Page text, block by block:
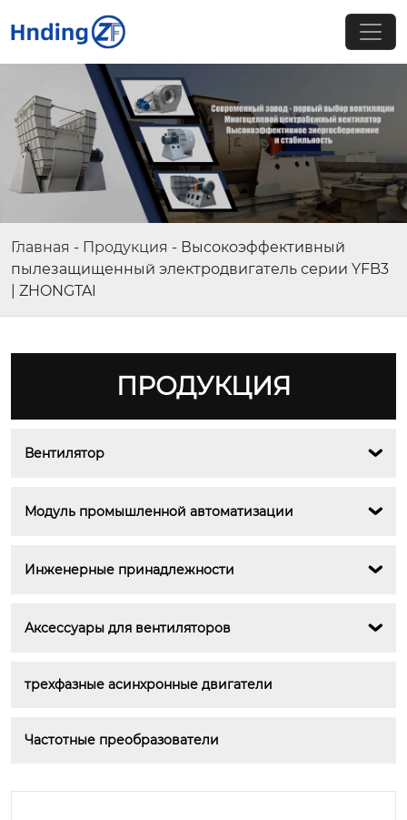
Главная - Продукция - Высокоэффективный
пылезащищенный электродвигатель серии YFB3
| ZHONGTAI
ПРОДУКЦИЯ
Вентилятор 
Модуль промышленной автоматизации 
Инженерные принадлежности 
Аксессуары для вентиляторов 
трехфазные асинхронные двигатели
Частотные преобразователи